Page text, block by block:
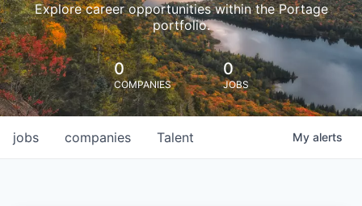
Explore career opportunities within the Portage
portfolio.
0
COMPANIES
0
JOBS
jobs companies Talent My alerts